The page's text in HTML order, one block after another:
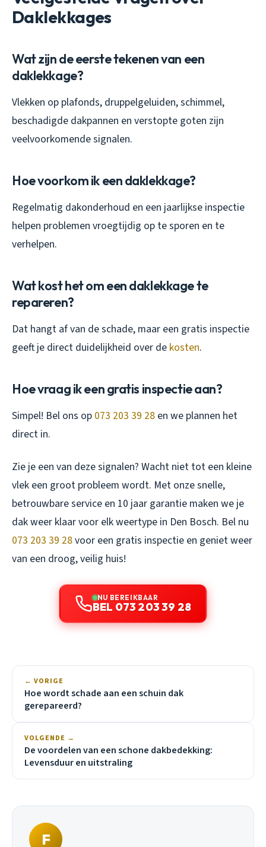
Daklekkages
Wat zijn de eerste tekenen van een
daklekkage?
Vlekken op plafonds, druppelgeluiden, schimmel,
beschadigde dakpannen en verstopte goten zijn
veelvoorkomende signalen.
Hoe voorkom ik een daklekkage?
Regelmatig dakonderhoud en een jaarlijkse inspectie
helpen problemen vroegtijdig op te sporen en te
verhelpen.
Wat kost het om een daklekkage te
repareren?
Dat hangt af van de schade, maar een gratis inspectie
geeft je direct duidelijkheid over de kosten.
Hoe vraag ik een gratis inspectie aan?
Simpel! Bel ons op 073 203 39 28 en we plannen het
direct in.
Zie je een van deze signalen? Wacht niet tot een kleine
vlek een groot probleem wordt. Met onze snelle,
betrouwbare service en 10 jaar garantie maken we je
dak weer klaar voor elk weertype in Den Bosch. Bel nu
073 203 39 28voor een gratis inspectie en geniet weer
van een droog, veilig huis!
NU BEREIKBAAR
BEL 073 203 39 28
← VORIGE
Hoe wordt schade aan een schuin dak
gerepareerd?
VOLGENDE →
De voordelen van een schone dakbedekking:
Levensduur en uitstraling
F